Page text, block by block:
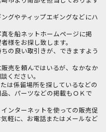
グやティップエギングなどにハ
を船ネットホームページに掲
様をお探し致します。
の良い取引きが、できますよう
売を頼んではいるが、なかなか
ください。
は係留場所を探しているなどの
、パーツなどの掲載もＯＫで
ンターネットを使っての販売促
軽に、お電話またはメールなど